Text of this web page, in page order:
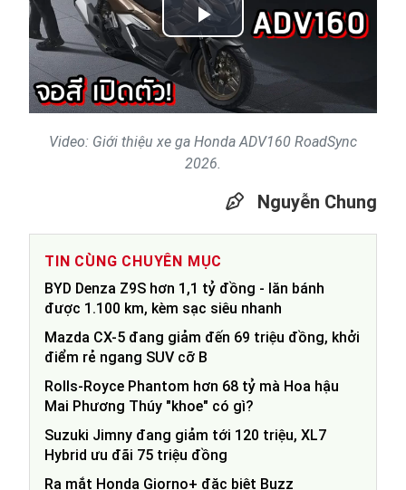
Play
Video
Video: Giới thiệu xe ga Honda ADV160 RoadSync
2026.
Nguyễn Chung
TIN CÙNG CHUYÊN MỤC
BYD Denza Z9S hơn 1,1 tỷ đồng - lăn bánh
được 1.100 km, kèm sạc siêu nhanh
Mazda CX-5 đang giảm đến 69 triệu đồng, khởi
điểm rẻ ngang SUV cỡ B
Rolls-Royce Phantom hơn 68 tỷ mà Hoa hậu
Mai Phương Thúy "khoe" có gì?
Suzuki Jimny đang giảm tới 120 triệu, XL7
Hybrid ưu đãi 75 triệu đồng
Ra mắt Honda Giorno+ đặc biệt Buzz